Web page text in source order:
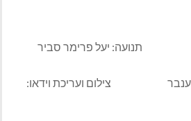
תנועה: יעל פרימר סביר
ענבר צילום ועריכת וידאו: